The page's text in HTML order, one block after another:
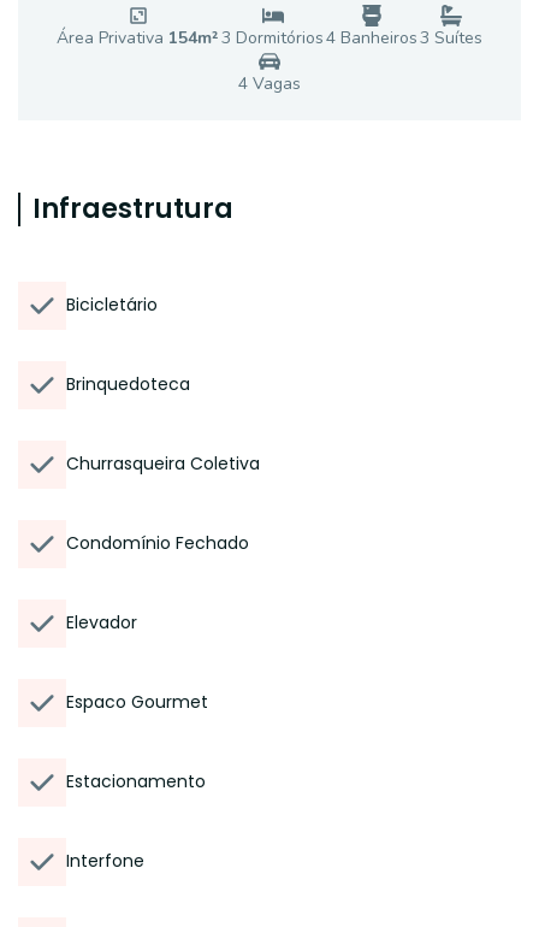
Área Privativa 154m²3 Dormitórios4 Banheiros3 Suítes
4 Vagas
Infraestrutura
Bicicletário
Brinquedoteca
Churrasqueira Coletiva
Condomínio Fechado
Elevador
Espaco Gourmet
Estacionamento
Interfone